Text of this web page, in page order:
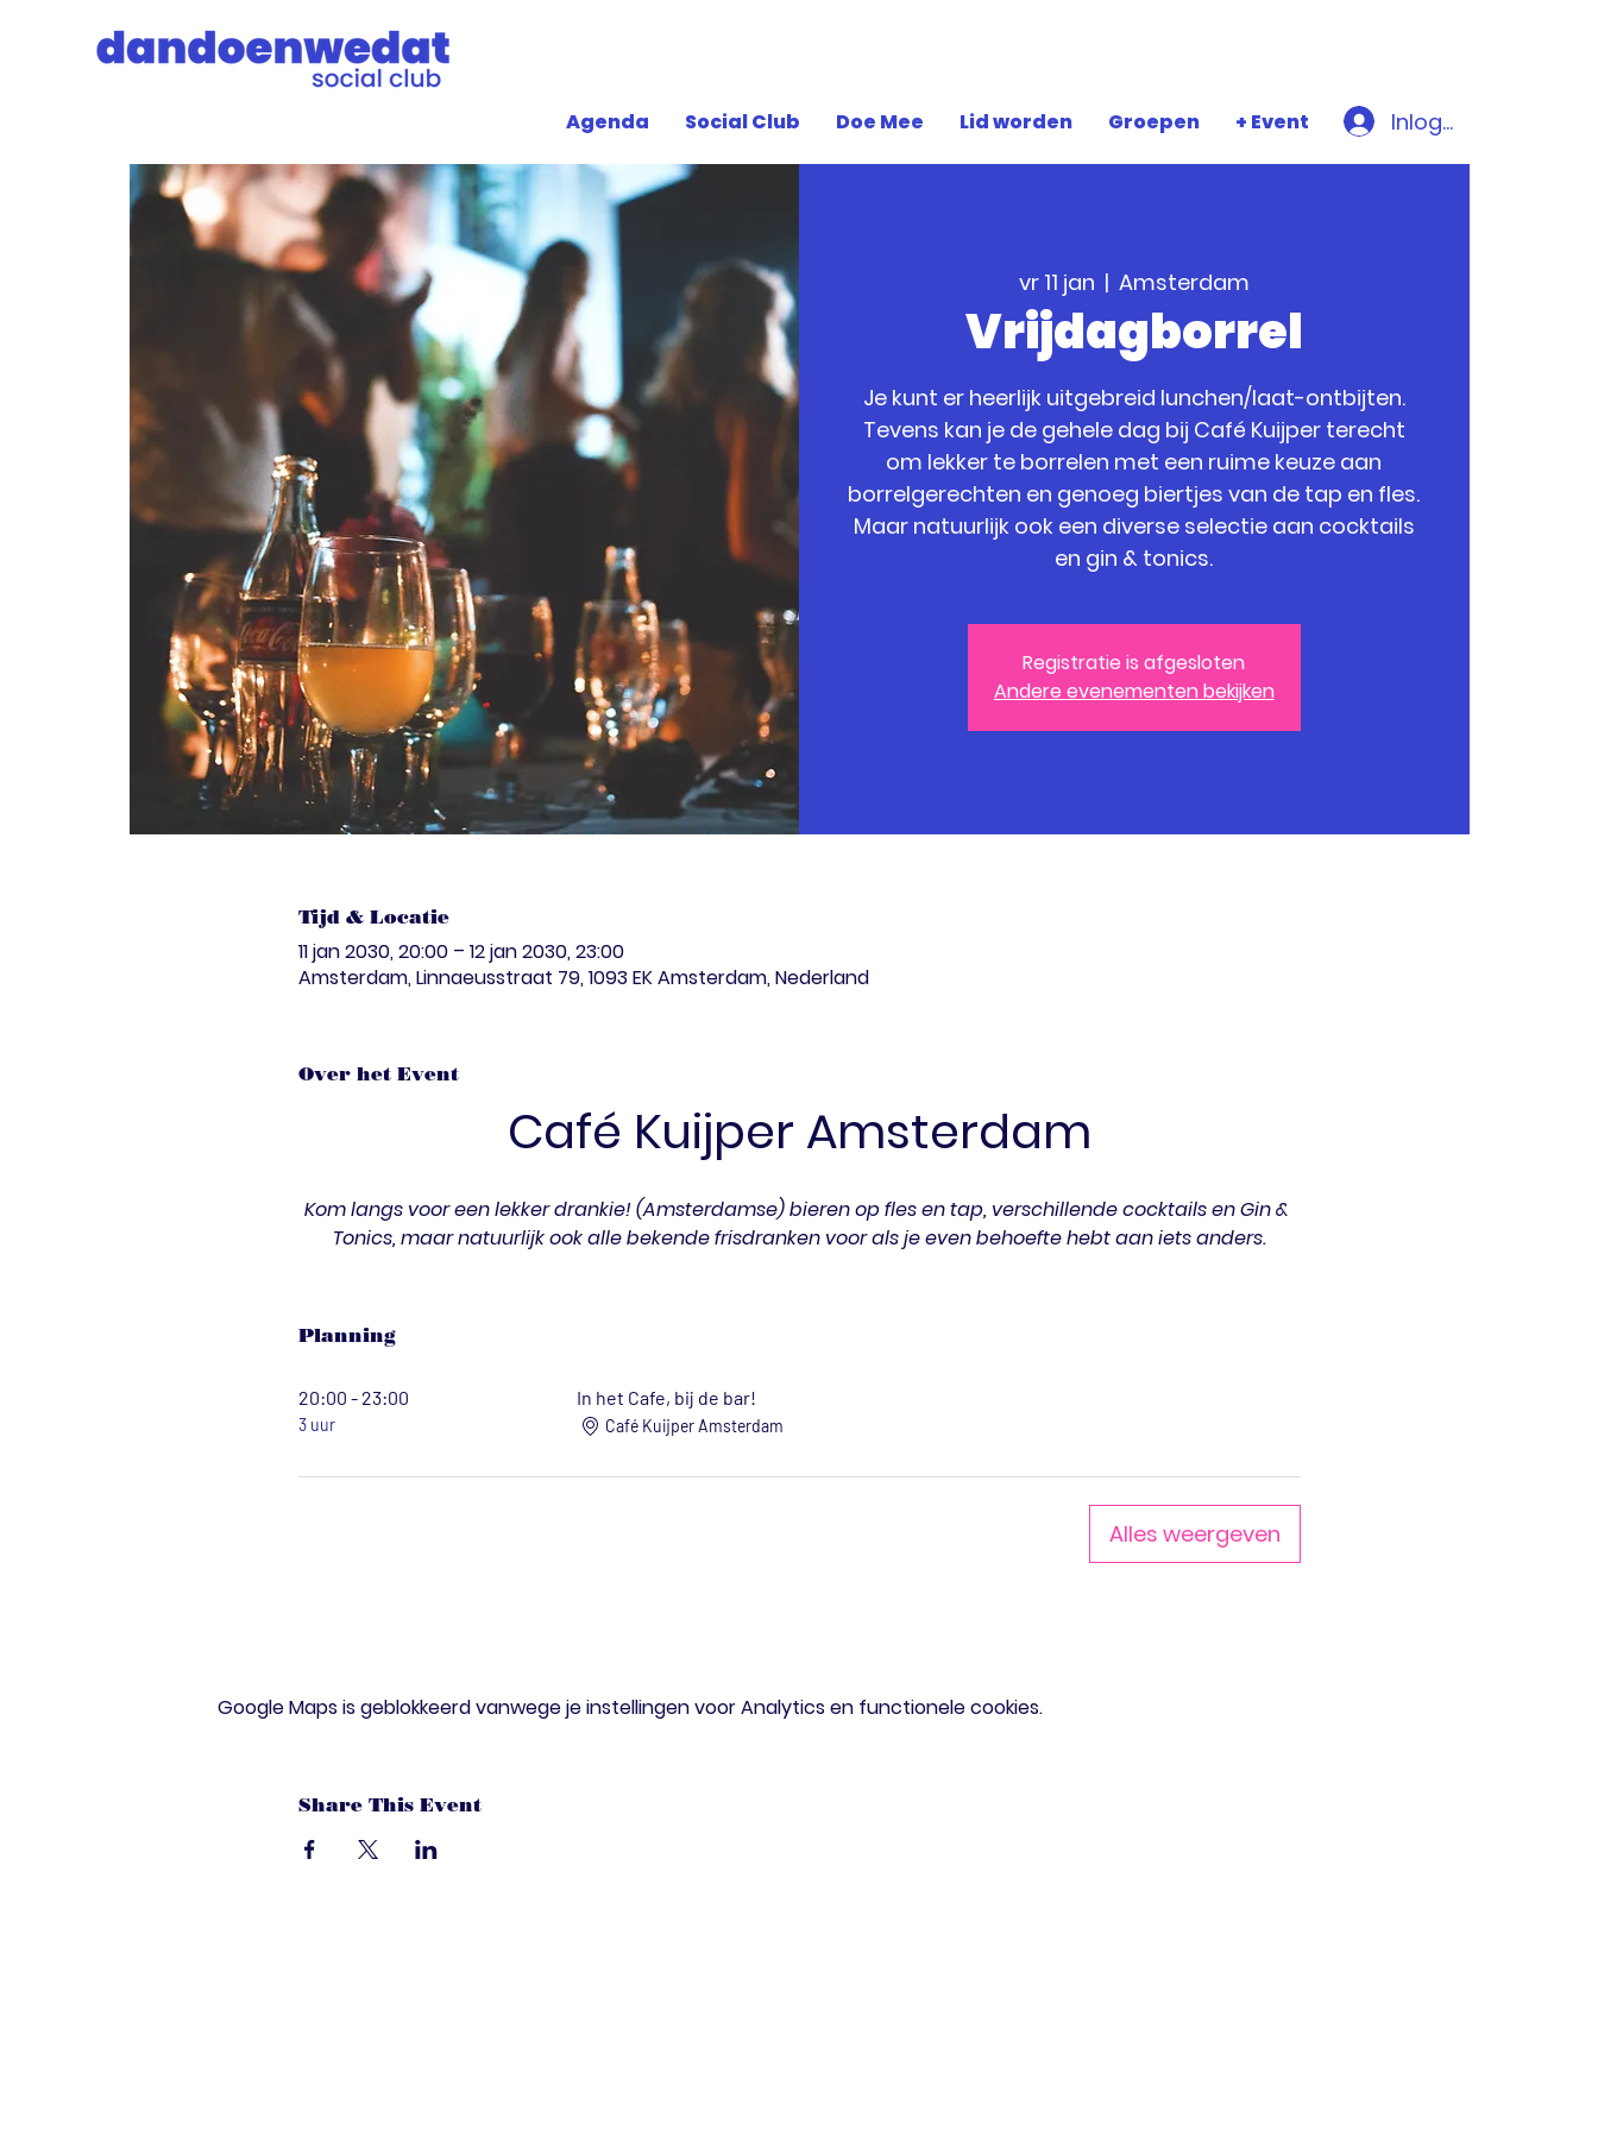
Agenda Social Club Doe Mee Lid worden Groepen + Event Inloggen
vr 11 jan
  |
Amsterdam
Vrijdagborrel
Je kunt er heerlijk uitgebreid lunchen/laat-ontbijten.
Tevens kan je de gehele dag bij Café Kuijper terecht
om lekker te borrelen met een ruime keuze aan
borrelgerechten en genoeg biertjes van de tap en fles.
Maar natuurlijk ook een diverse selectie aan cocktails
en gin & tonics.
Registratie is afgesloten
Andere evenementen bekijken
Tijd & Locatie
11 jan 2030, 20:00 – 12 jan 2030, 23:00
Amsterdam, Linnaeusstraat 79, 1093 EK Amsterdam, Nederland
Over het Event
Café Kuijper Amsterdam
Kom langs voor een lekker drankie! (Amsterdamse) bieren op fles en tap, verschillende cocktails en Gin &
Tonics, maar natuurlijk ook alle bekende frisdranken voor als je even behoefte hebt aan iets anders.
Planning
20:00 - 23:00
3 uur
In het Cafe, bij de bar!
Café Kuijper Amsterdam
Alles weergeven
Google Maps is geblokkeerd vanwege je instellingen voor Analytics en functionele cookies.
Share This Event